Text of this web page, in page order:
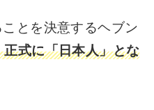
とを決意するヘブン
式に「日本人」とな